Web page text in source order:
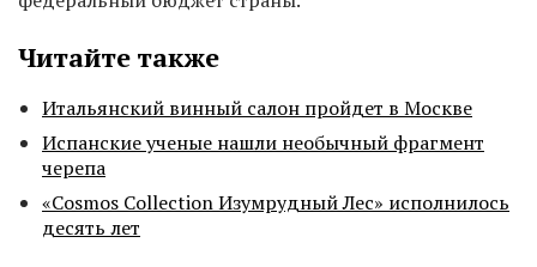
Читайте также
Итальянский винный салон пройдет в Москве
Испанские ученые нашли необычный фрагмент
черепа
«Cosmos Collection Изумрудный Лес» исполнилось
десять лет